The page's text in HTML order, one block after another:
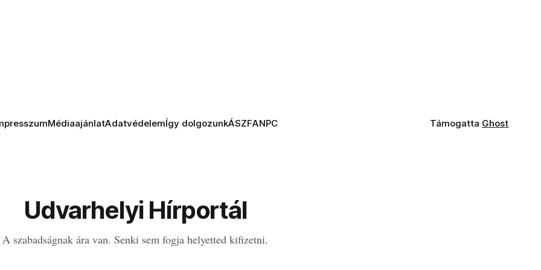
MédiaajánlatAdatvédelemÍgy dolgozunkÁSZFANPC Támogatta Ghost
Udvarhelyi Hírportál
A szabadságnak ára van. Senki sem fogja helyetted kifizetni.